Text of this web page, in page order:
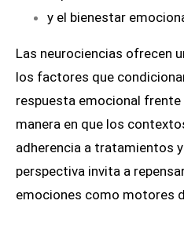
y el bienestar
Las neurociencias ofrecen
los factores que
respuesta emocional
manera en que los
adherencia a tratamientos
perspectiva invita a
emociones como motores